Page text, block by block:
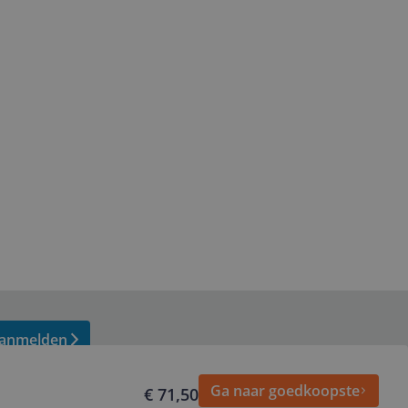
€ 71,50
Ga naar goedkoopste